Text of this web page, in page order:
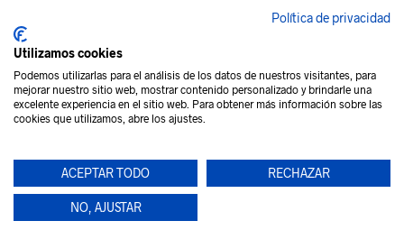
Lista De Deseos
Mi Cuenta
Política de privacidad
Utilizamos cookies
Podemos utilizarlas para el análisis de los datos de nuestros visitantes, para
mejorar nuestro sitio web, mostrar contenido personalizado y brindarle una
excelente experiencia en el sitio web. Para obtener más información sobre las
cookies que utilizamos, abre los ajustes.
ACEPTAR TODO RECHAZAR
NO, AJUSTAR